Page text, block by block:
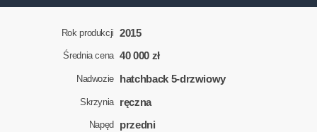
Rok produkcji 2015
Średnia cena 40 000 zł
Nadwozie hatchback 5-drzwiowy
Skrzynia ręczna
Napęd przedni